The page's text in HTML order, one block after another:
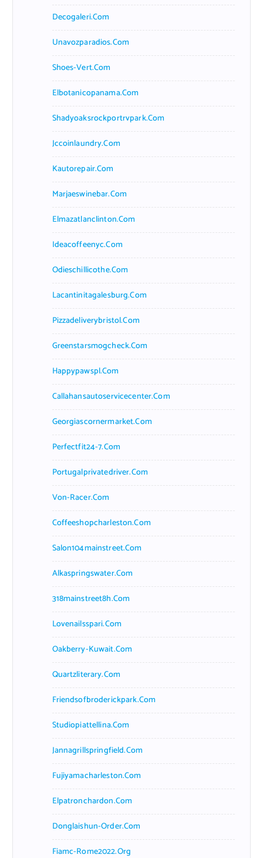
Decogaleri.com
Unavozparadios.com
Shoes-Vert.com
Elbotanicopanama.com
Shadyoaksrockportrvpark.com
Jccoinlaundry.com
Kautorepair.com
Marjaeswinebar.com
Elmazatlanclinton.com
Ideacoffeenyc.com
Odieschillicothe.com
Lacantinitagalesburg.com
Pizzadeliverybristol.com
Greenstarsmogcheck.com
Happypawspl.com
Callahansautoservicecenter.com
Georgiascornermarket.com
Perfectfit24-7.com
Portugalprivatedriver.com
Von-Racer.com
Coffeeshopcharleston.com
Salon104mainstreet.com
Alkaspringswater.com
318mainstreet8h.com
Lovenailsspari.com
Oakberry-Kuwait.com
Quartzliterary.com
Friendsofbroderickpark.com
Studiopiattellina.com
Jannagrillspringfield.com
Fujiyamacharleston.com
Elpatronchardon.com
Donglaishun-Order.com
Fiamc-Rome2022.org